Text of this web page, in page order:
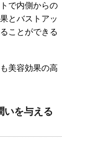
で内側からの
とバストアッ
ことができる
美容効果の高
いを与える